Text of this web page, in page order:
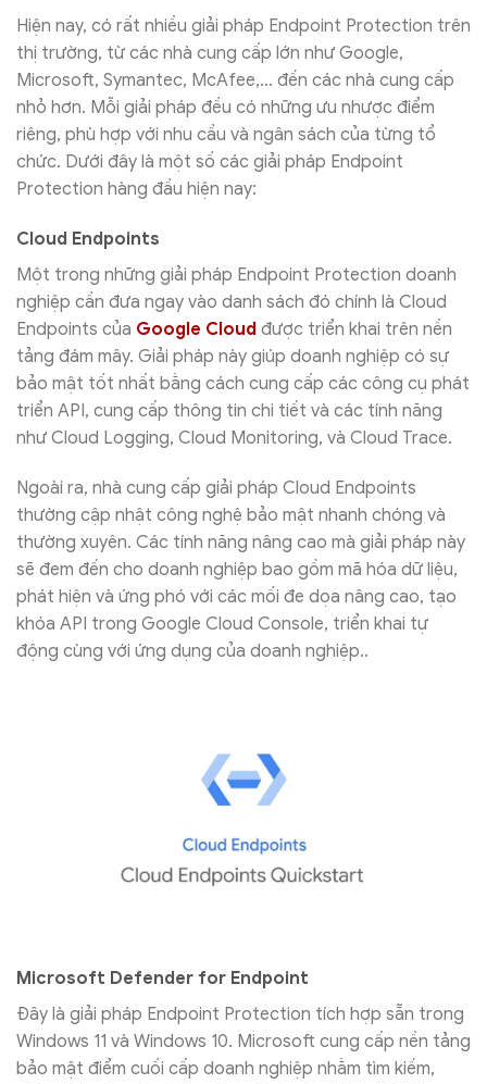
Hiện nay, có rất nhiều giải pháp Endpoint Protection trên
thị trường, từ các nhà cung cấp lớn như Google,
Microsoft, Symantec, McAfee,… đến các nhà cung cấp
nhỏ hơn. Mỗi giải pháp đều có những ưu nhược điểm
riêng, phù hợp với nhu cầu và ngân sách của từng tổ
chức. Dưới đây là một số các giải pháp Endpoint
Protection hàng đầu hiện nay:
Cloud Endpoints
Một trong những giải pháp Endpoint Protection doanh
nghiệp cần đưa ngay vào danh sách đó chính là Cloud
Endpoints của Google Cloud được triển khai trên nền
tảng đám mây. Giải pháp này giúp doanh nghiệp có sự
bảo mật tốt nhất bằng cách cung cấp các công cụ phát
triển API, cung cấp thông tin chi tiết và các tính năng
như Cloud Logging, Cloud Monitoring, và Cloud Trace.
Ngoài ra, nhà cung cấp giải pháp Cloud Endpoints
thường cập nhật công nghệ bảo mật nhanh chóng và
thường xuyên. Các tính năng nâng cao mà giải pháp này
sẽ đem đến cho doanh nghiệp bao gồm mã hóa dữ liệu,
phát hiện và ứng phó với các mối đe dọa nâng cao, tạo
khóa API trong Google Cloud Console, triển khai tự
động cùng với ứng dụng của doanh nghiệp..
Microsoft Defender for Endpoint
Đây là giải pháp Endpoint Protection tích hợp sẵn trong
Windows 11 và Windows 10. Microsoft cung cấp nền tảng
bảo mật điểm cuối cấp doanh nghiệp nhằm tìm kiếm,